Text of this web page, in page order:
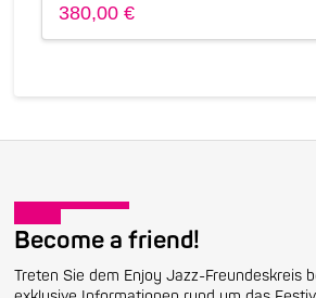
380,00€
Become a friend!
Treten Sie dem Enjoy Jazz-Freundeskreis